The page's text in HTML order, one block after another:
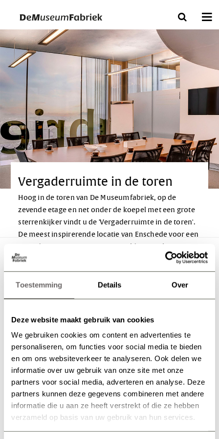
Toestemming Details Over
Deze website maakt gebruik van cookies
We gebruiken cookies om content en advertenties te
personaliseren, om functies voor social media te bieden
en om ons websiteverkeer te analyseren. Ook delen we
informatie over uw gebruik van onze site met onze
partners voor social media, adverteren en analyse. Deze
partners kunnen deze gegevens combineren met andere
informatie die u aan ze heeft verstrekt of die ze hebben
verzameld op basis van uw gebruik van hun services.
Bezoek ons
Nu in het museum
Over ons
Collecties
Tickets
Vergaderruimte in de toren
Hoog in de toren van De Museumfabriek, op de
zevende etage en net onder de koepel met een grote
sterrenkijker vindt u de 'Vergaderruimte in de toren'.
De meest inspirerende locatie van Enschede voor een
vergadering op niveau! Met geweldig uitzicht op
Roombeek, Enschede en het Twentse land.
In De Museumfabriek
• Vergaderruimte: max 12 personen
Meer informatie: info@demuseumfabriek.nl